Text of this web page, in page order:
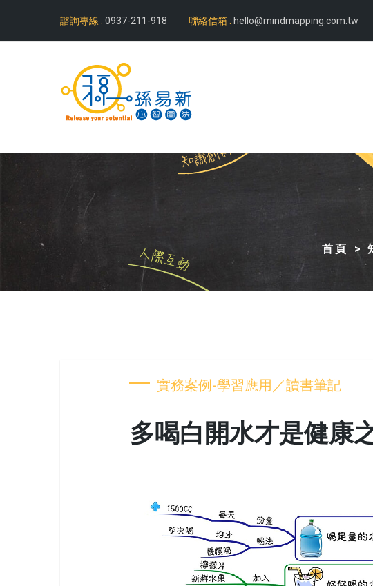
諮詢專線 : 0937-211-918 聯絡信箱 : hello@mindmapping.com.tw
首頁
實務案例-學習應用／讀書筆記
多喝白開水才是健康